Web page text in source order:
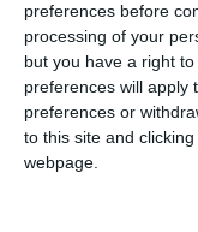
preferences before
processing of your
but you have a right
preferences will apply
preferences or
to this site and
webpage.
Nume
Email